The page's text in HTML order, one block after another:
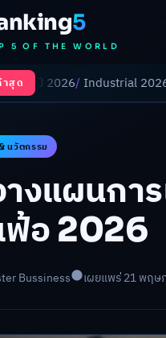
5
5 OF THE WORLD
าสุด 2026 : 5 เทคโนโลยีอุตส
นวัตกรรม
งแผนกา
ฟ้อ 2026
Bussiness เผยแพร่ 21 พฤษ